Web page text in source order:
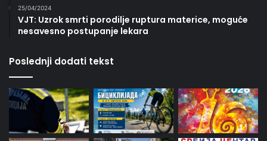
25/04/2024
VJT: Uzrok smrti porodilje ruptura materice, moguće
nesavesno postupanje lekara
Poslednji dodati tekst